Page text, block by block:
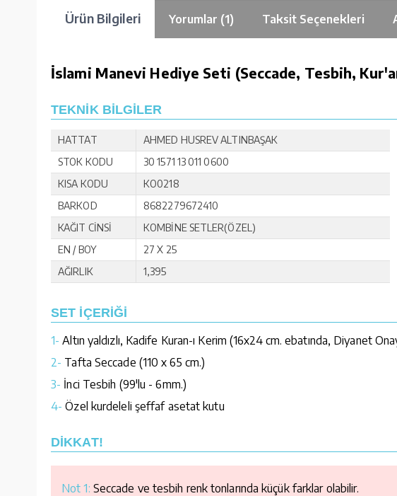
Ürün Bilgileri Yorumlar (1) Taksit Seçenekleri
İslami Manevi Hediye Seti (Seccade, Tesbih,
TEKNİK BİLGİLER
HATTAT
AHMED HUSREV ALTINBAŞAK
STOK KODU
30 1571 13 011 0600
KISA KODU
KO0218
BARKOD
8682279672410
KAĞIT CİNSİ
KOMBİNE SETLER(ÖZEL)
EN / BOY
27 X 25
AĞIRLIK
1,395
SET İÇERİĞİ
1- Altın yaldızlı, Kadife Kuran-ı Kerim (16x24 cm. ebatında, Diyanet
2- Tafta Seccade (110 x 65 cm.)
3- İnci Tesbih (99'lu - 6mm.)
4- Özel kurdeleli şeffaf asetat kutu
DİKKAT!
Not 1: Seccade ve tesbih renk tonlarında küçük farklar olabilir.